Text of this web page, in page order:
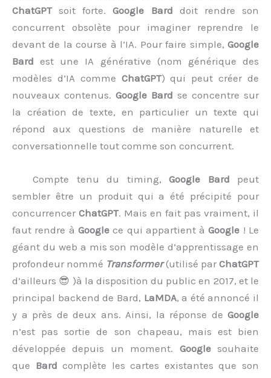
ChatGPTsoit forte.Google Bard doit rendre son
concurrent obsolète pour imaginer reprendre le
devant de la course à l’IA. Pour faire simple, Google
Bard est une IA générative (nom générique des
modèles d’IA comme ChatGPT) qui peut créer de
nouveaux contenus. Google Bard se concentre sur
la création de texte, en particulier un texte qui
répond aux questions de manière naturelle et
conversationnelle tout comme son concurrent.
Compte tenu du timing, Google Bard peut
sembler être un produit qui a été précipité pour
concurrencer ChatGPT. Mais en fait pas vraiment, il
faut rendre à Googlece qui appartient àGoogle ! Le
géant du web a mis son modèle d’apprentissage en
profondeur nommé Transformer(utilisé parChatGPT
d’ailleurs 😎 )à la disposition du public en 2017, et le
principal backend de Bard, LaMDA, a été annoncé il
y a près de deux ans. Ainsi, la réponse de Google
n’est pas sortie de son chapeau, mais est bien
développée depuis un moment. Googlesouhaite
que Bard complète les cartes existantes que son